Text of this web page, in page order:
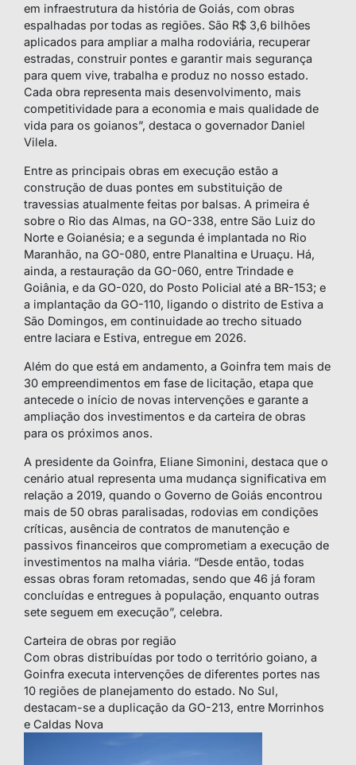
em infraestrutura da história de Goiás, com obras
espalhadas por todas as regiões. São R$ 3,6 bilhões
aplicados para ampliar a malha rodoviária, recuperar
estradas, construir pontes e garantir mais segurança
para quem vive, trabalha e produz no nosso estado.
Cada obra representa mais desenvolvimento, mais
competitividade para a economia e mais qualidade de
vida para os goianos”, destaca o governador Daniel
Vilela.
Entre as principais obras em execução estão a
construção de duas pontes em substituição de
travessias atualmente feitas por balsas. A primeira é
sobre o Rio das Almas, na GO-338, entre São Luiz do
Norte e Goianésia; e a segunda é implantada no Rio
Maranhão, na GO-080, entre Planaltina e Uruaçu. Há,
ainda, a restauração da GO-060, entre Trindade e
Goiânia, e da GO-020, do Posto Policial até a BR-153; e
a implantação da GO-110, ligando o distrito de Estiva a
São Domingos, em continuidade ao trecho situado
entre Iaciara e Estiva, entregue em 2026.
Além do que está em andamento, a Goinfra tem mais de
30 empreendimentos em fase de licitação, etapa que
antecede o início de novas intervenções e garante a
ampliação dos investimentos e da carteira de obras
para os próximos anos.
A presidente da Goinfra, Eliane Simonini, destaca que o
cenário atual representa uma mudança significativa em
relação a 2019, quando o Governo de Goiás encontrou
mais de 50 obras paralisadas, rodovias em condições
críticas, ausência de contratos de manutenção e
passivos financeiros que comprometiam a execução de
investimentos na malha viária. “Desde então, todas
essas obras foram retomadas, sendo que 46 já foram
concluídas e entregues à população, enquanto outras
sete seguem em execução”, celebra.
Carteira de obras por região
Com obras distribuídas por todo o território goiano, a
Goinfra executa intervenções de diferentes portes nas
10 regiões de planejamento do estado. No Sul,
destacam-se a duplicação da GO-213, entre Morrinhos
e Caldas Nova